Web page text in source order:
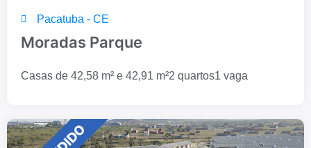
Pacatuba - CE
Moradas Parque
Casas de 42,58 m² e 42,91 m²2 quartos1 vaga